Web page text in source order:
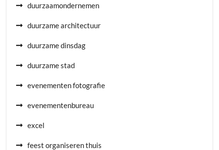
duurzaamondernemen
duurzame architectuur
duurzame dinsdag
duurzame stad
evenementen fotografie
evenementenbureau
excel
feest organiseren thuis